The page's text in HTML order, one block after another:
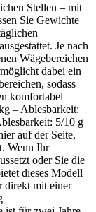
Stellen – mit
Sie Gewichte
Je nach
Wägebereichen
dabei ein
sodass
komfortabel
– Ablesbarkeit:
5/10 g
auf der Seite,
Wenn Ihr
oder Sie die
dieses Modell
direkt mit einer